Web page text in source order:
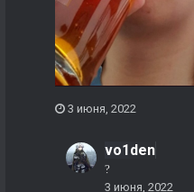
3 июня, 2022
vo1den
?
3 июня, 2022